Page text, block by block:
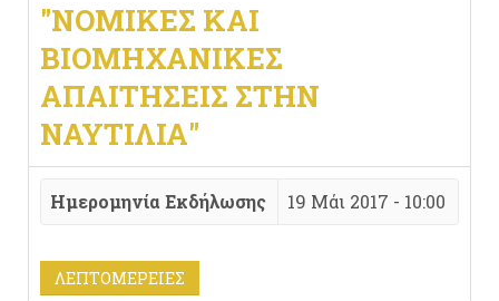
"ΝΟΜΙΚΈΣ ΚΑΙ
ΒΙΟΜΗΧΑΝΙΚΈΣ
ΑΠΑΙΤΉΣΕΙΣ ΣΤΗΝ
ΝΑΥΤΙΛΊΑ"
Ημερομηνία Εκδήλωσης 19 Μάι 2017 - 10:00
ΛΕΠΤΟΜΈΡΕΙΕΣ